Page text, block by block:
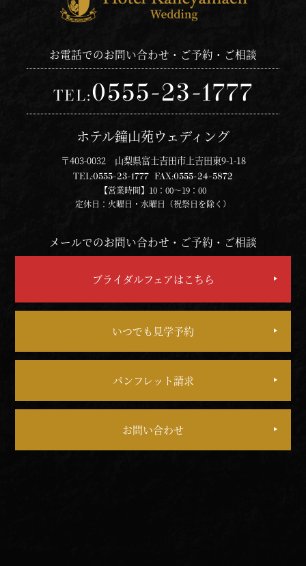
お電話でのお問い合わせ・ご予約・ご相談
TEL:0555-23-1777
ホテル鐘山苑ウェディング
〒403-0032 山梨県富士吉田市上吉田東9-1-18
TEL:0555-23-1777 FAX:0555-24-5872
【営業時間】10：00～19：00
定休日：火曜日・水曜日（祝祭日を除く）
メールでのお問い合わせ・ご予約・ご相談
ブライダルフェアはこちら
いつでも見学予約
パンフレット請求
お問い合わせ